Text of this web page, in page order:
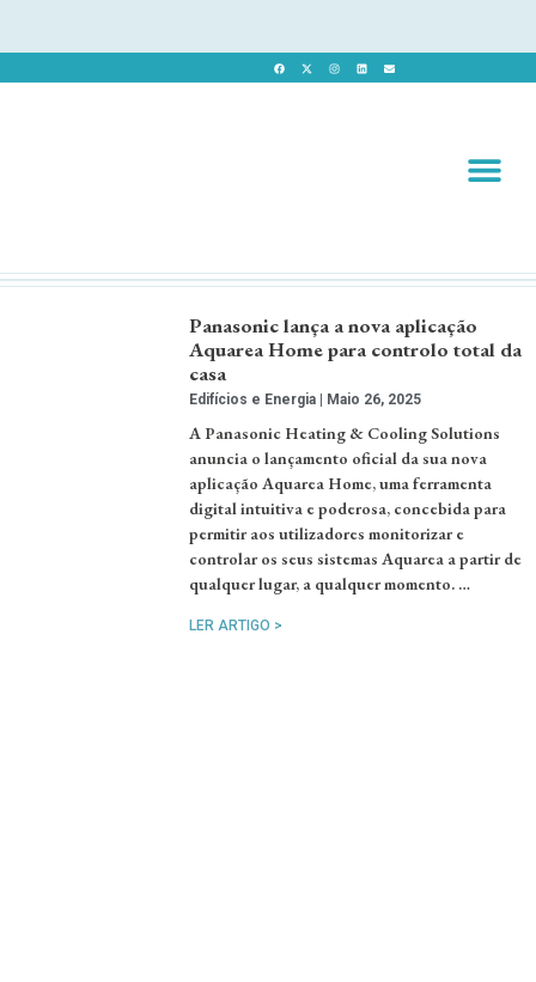
Panasonic lança a nova aplicação
Aquarea Home para controlo total da
casa
Edifícios e Energia Maio 26, 2025
A Panasonic Heating & Cooling Solutions
anuncia o lançamento oficial da sua nova
aplicação Aquarea Home, uma ferramenta
digital intuitiva e poderosa, concebida para
permitir aos utilizadores monitorizar e
controlar os seus sistemas Aquarea a partir de
qualquer lugar, a qualquer momento. …
LER ARTIGO >